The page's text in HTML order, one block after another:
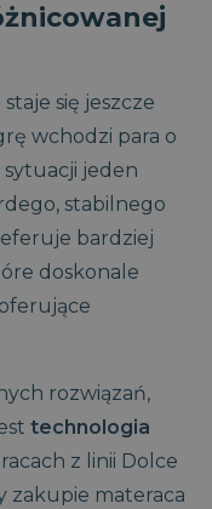
się jeszcze
wchodzi para o
jeden
stabilnego
bardziej
doskonale
rozwiązań,
technologia
z linii Dolce
zakupie materaca